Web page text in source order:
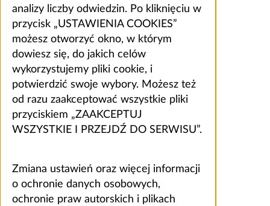
analizy liczby odwiedzin. Po kliknięciu w
przycisk „USTAWIENIA COOKIES”
możesz otworzyć okno, w którym
dowiesz się, do jakich celów
wykorzystujemy pliki cookie, i
potwierdzić swoje wybory. Możesz też
od razu zaakceptować wszystkie pliki
przyciskiem „ZAAKCEPTUJ
WSZYSTKIE I PRZEJDŹ DO SERWISU”.
Zmiana ustawień oraz więcej informacji
o ochronie danych osobowych,
ochronie praw autorskich i plikach